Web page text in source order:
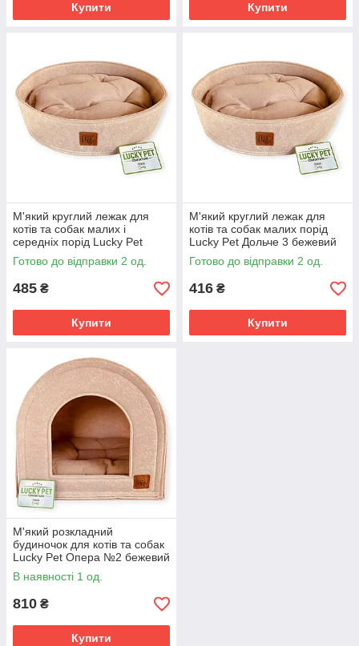
Купити Купити
М'який круглий лежак для
котів та собак малих і
середніх порід Lucky Pet
Дольче 4 бежевий 50х12 см
затишна войлочна лежанка
Готово до відправки 2 од.
485 ₴
Купити
М'який круглий лежак для
котів та собак малих порід
Lucky Pet Дольче 3 бежевий
45х11 см затишна войлочна
лежанка з бортиками
Готово до відправки 2 од.
416 ₴
Купити
М'який розкладний
будиночок для котів та собак
Lucky Pet Опера №2 бежевий
40х40х40 см — затишна
хатинка з екологічної повсті
В наявності 1 од.
810 ₴
Купити